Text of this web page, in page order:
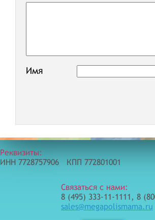
Имя
Реквизиты:
ИНН 7728757906 КПП 772801001
Связаться с нами:
8 (495) 333-11-1111, 8
sales@megapolismama.ru